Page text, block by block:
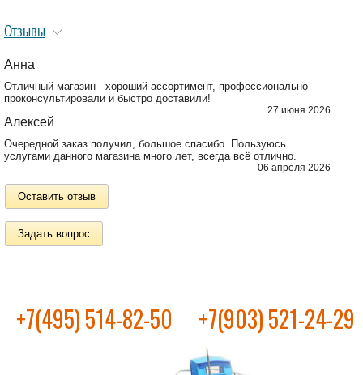
Отзывы
Анна
Отличный магазин - хороший ассортимент, профессионально
проконсультировали и быстро доставили!
27 июня 2026
Алексей
Очередной заказ получил, большое спасибо. Пользуюсь
услугами данного магазина много лет, всегда всё отлично.
06 апреля 2026
Оставить отзыв
Задать вопрос
+7(495) 514-82-50 +7(903) 521-24-29